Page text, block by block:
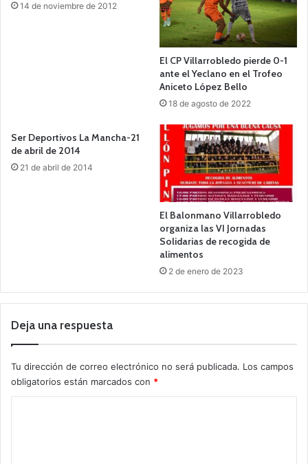
14 de noviembre de 2012
El CP Villarrobledo pierde 0-1
ante el Yeclano en el Trofeo
Aniceto López Bello
18 de agosto de 2022
Ser Deportivos La Mancha-21
de abril de 2014
21 de abril de 2014
El Balonmano Villarrobledo
organiza las VI Jornadas
Solidarias de recogida de
alimentos
2 de enero de 2023
Deja una respuesta
Tu dirección de correo electrónico no será publicada. Los campos
obligatorios están marcados con *